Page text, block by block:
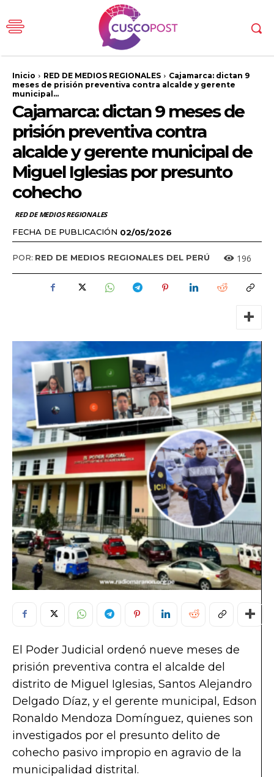
Inicio RED DE MEDIOS REGIONALES
Cajamarca: dictan 9
meses de prisión preventiva contra alcalde y gerente
municipal...
Cajamarca: dictan 9 meses de
prisión preventiva contra
alcalde y gerente municipal de
Miguel Iglesias por presunto
cohecho
RED DE MEDIOS REGIONALES
FECHA DE PUBLICACIÓN 02/05/2026
POR: RED DE MEDIOS REGIONALES DEL PERÚ 196
El Poder Judicial ordenó nueve meses de
prisión preventiva contra el alcalde del
distrito de Miguel Iglesias, Santos Alejandro
Delgado Díaz, y el gerente municipal, Edson
Ronaldo Mendoza Domínguez, quienes son
investigados por el presunto delito de
cohecho pasivo impropio en agravio de la
municipalidad distrital.